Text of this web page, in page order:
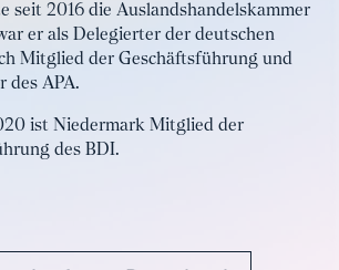
seit 2016 die Auslandshandelskammer
er als Delegierter der deutschen
Mitglied der Geschäftsführung und
des APA.
ist Niedermark Mitglied der
des BDI.